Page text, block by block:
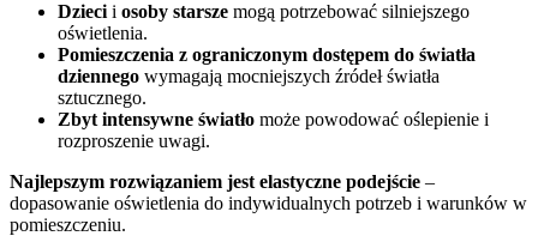
Dzieci i osoby starsze mogą potrzebować silniejszego
oświetlenia.
Pomieszczenia z ograniczonym dostępem do światła
dziennego wymagają mocniejszych źródeł światła
sztucznego.
Zbyt intensywne światło może powodować oślepienie i
rozproszenie uwagi.
Najlepszym rozwiązaniem jest elastyczne podejście –
dopasowanie oświetlenia do indywidualnych potrzeb i warunków w
pomieszczeniu.